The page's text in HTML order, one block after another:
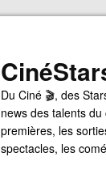
Du Ciné 🎬, des
news des talents
premières, les
spectacles, les